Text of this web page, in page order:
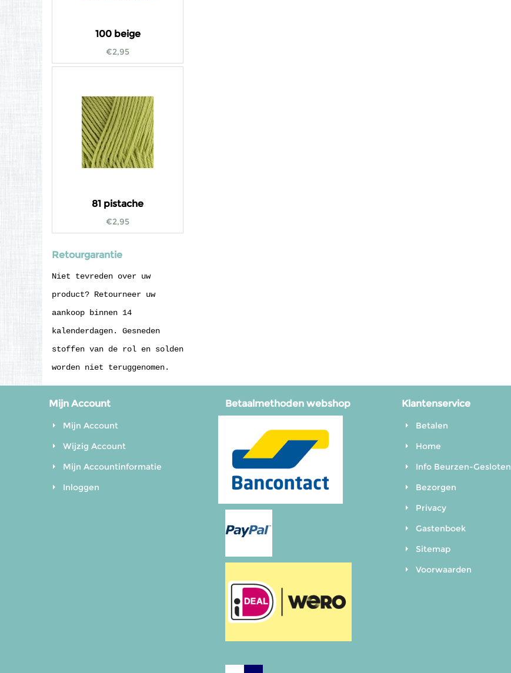
100 beige
€2,95
81 pistache
€2,95
Retourgarantie
Niet tevreden over uw
product? Retourneer uw
aankoop binnen 14
kalenderdagen. Gesneden
stoffen van de rol en solden
worden niet teruggenomen.
Mijn Account
Mijn Account
Wijzig Account
Mijn Accountinformatie
Inloggen
Betaalmethoden webshop Klantenservice
Betalen
Home
Info Beurzen-Gesloten
Bezorgen
Privacy
Gastenboek
Sitemap
Voorwaarden